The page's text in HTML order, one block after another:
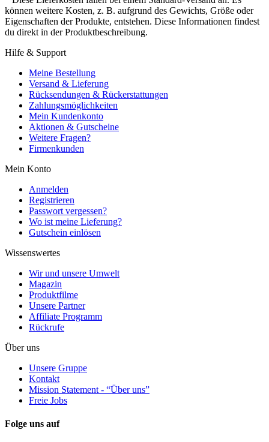
können weitere Kosten, z. B. aufgrund des Gewichts, Größe oder
Eigenschaften der Produkte, entstehen. Diese Informationen findest
du direkt in der Produktbeschreibung.
Hilfe & Support
Meine Bestellung
Versand & Lieferung
Rücksendungen & Rückerstattungen
Zahlungsmöglichkeiten
Mein Kundenkonto
Aktionen & Gutscheine
Weitere Fragen?
Firmenkunden
Mein Konto
Anmelden
Registrieren
Passwort vergessen?
Wo ist meine Lieferung?
Gutschein einlösen
Wissenswertes
Wir und unsere Umwelt
Magazin
Produktfilme
Unsere Partner
Affiliate Programm
Rückrufe
Über uns
Unsere Gruppe
Kontakt
Mission Statement - “Über uns”
Freie Jobs
Folge uns auf